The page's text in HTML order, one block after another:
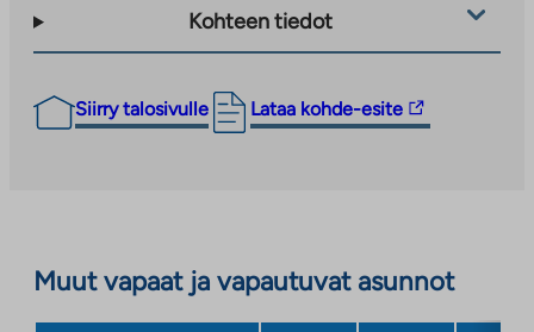
Kohteen tiedot
Siirry talosivulle Lataa kohde-esite
Linkki
uuteen
Muut vapaat ja vapautuvat asunnot